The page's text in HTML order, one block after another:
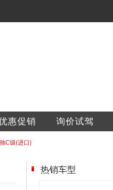
惠促销 询价试驾
C级(进口)
热销车型